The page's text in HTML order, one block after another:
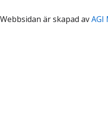
Webbsidan är skapad avAGI